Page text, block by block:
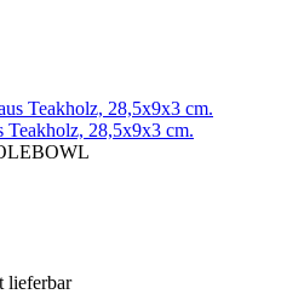
Teakholz, 28,5x9x3 cm.
lieferbar